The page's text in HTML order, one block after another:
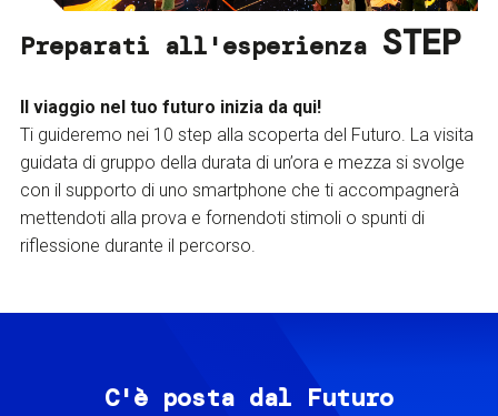
Preparati all'esperienza STEP
Il viaggio nel tuo futuro inizia da qui!
Ti guideremo nei 10 step alla scoperta del Futuro. La visita
guidata di gruppo della durata di un’ora e mezza si svolge
con il supporto di uno smartphone che ti accompagnerà
mettendoti alla prova e fornendoti stimoli o spunti di
riflessione durante il percorso.
C'è posta dal Futuro